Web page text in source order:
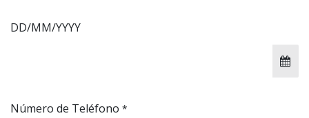
DD/MM/YYYY
Número de Teléfono *